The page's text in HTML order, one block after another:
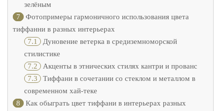
зелёным
7
Фотопримеры гармоничного использования цвета
тиффанни в разных интерьерах
7.1 Дуновение ветерка в средиземноморской
стилистике
7.2 Акценты в этнических стилях кантри и прованс
7.3 Тиффани в сочетании со стеклом и металлом в
современном хай-теке
8
Как обыграть цвет тиффани в интерьерах разных